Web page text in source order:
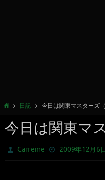
日記 今日は関東マスターズ（
今日は関東マ
Cameme 2009年12月6日